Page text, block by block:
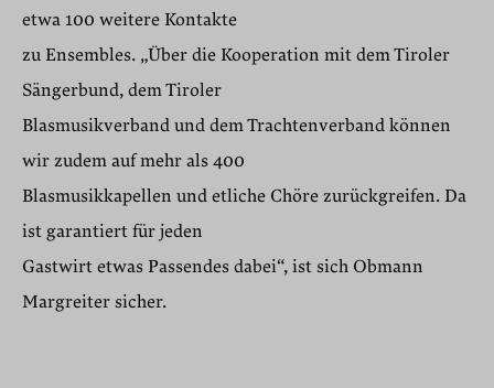
etwa 100 weitere Kontakte
zu Ensembles. „Über die Kooperation mit dem Tiroler
Sängerbund, dem Tiroler
Blasmusikverband und dem Trachtenverband können
wir zudem auf mehr als 400
Blasmusikkapellen und etliche Chöre zurückgreifen. Da
ist garantiert für jeden
Gastwirt etwas Passendes dabei“, ist sich Obmann
Margreiter sicher.